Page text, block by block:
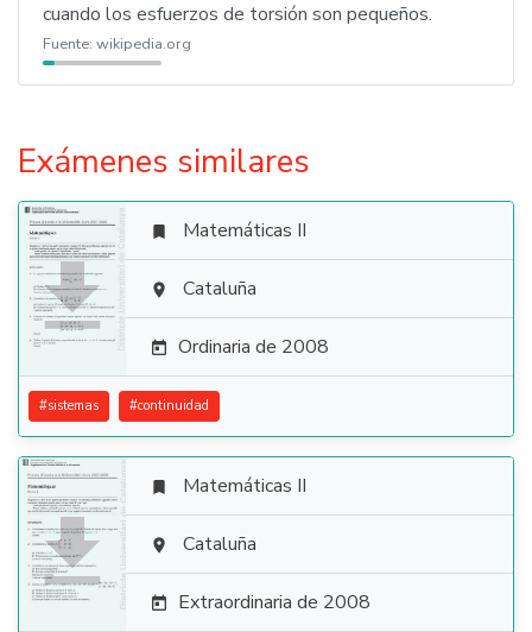
cuando los esfuerzos de torsión son pequeños.
Fuente: wikipedia.org
Exámenes similares

 Matemáticas II
 Cataluña
 Ordinaria de 2008
#sistemas #continuidad

 Matemáticas II
 Cataluña
 Extraordinaria de 2008